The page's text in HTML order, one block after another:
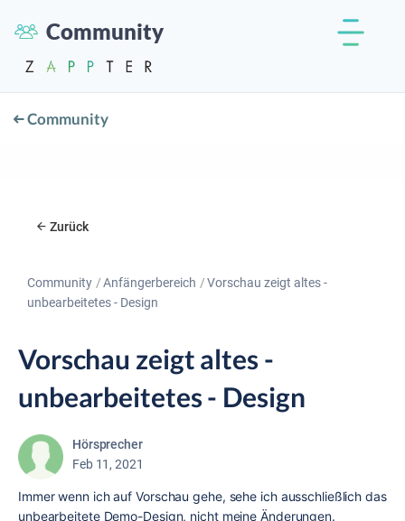
Community
Community
Zurück
Community Anfängerbereich
Vorschau zeigt altes -
unbearbeitetes - Design
Vorschau zeigt altes -
unbearbeitetes - Design
Hörsprecher
Feb 11, 2021
Immer wenn ich auf Vorschau gehe, sehe ich ausschließlich das
unbearbeitete Demo-Design, nicht meine Änderungen.